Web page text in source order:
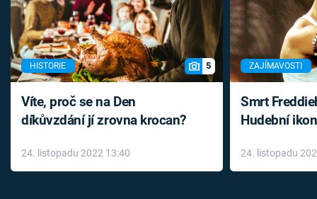
HISTORIE 5
Víte, proč se na Den
díkůvzdání jí zrovna krocan?
24. listopadu 2022 13:40
ZAJÍMAVOSTI
Smrt
Hudební
léky
24. listopadu